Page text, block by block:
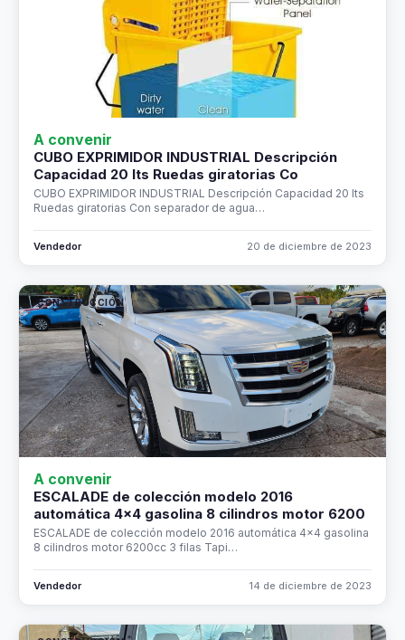
A convenir
CUBO EXPRIMIDOR INDUSTRIAL Descripción
Capacidad 20 lts Ruedas giratorias Co
CUBO EXPRIMIDOR INDUSTRIAL Descripción Capacidad 20 lts
Ruedas giratorias Con separador de agua…
Vendedor 20 de diciembre de 2023
CONSTRUCCIÓN
A convenir
ESCALADE de colección modelo 2016
automática 4x4 gasolina 8 cilindros motor 6200
ESCALADE de colección modelo 2016 automática 4x4 gasolina
8 cilindros motor 6200cc 3 filas Tapi…
Vendedor 14 de diciembre de 2023